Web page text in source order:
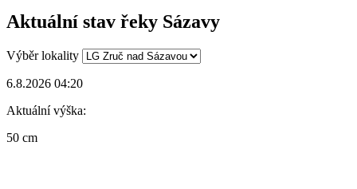
Aktuální stav řeky Sázavy
Výběr lokality
6.8.2026 04:20
Aktuální výška:
50 cm